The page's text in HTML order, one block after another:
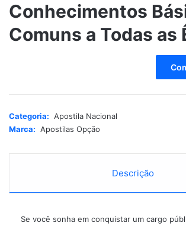
Conhecimentos
Comuns a Todas as
r
Categoria: Apostila Nacional
Marca: Apostilas Opção
Descrição
Se você sonha em conquistar um cargo